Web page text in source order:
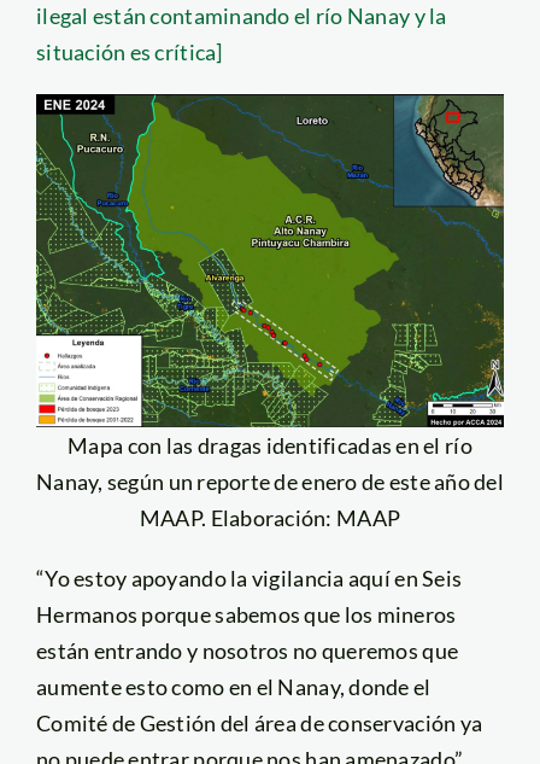
ilegal están contaminando el río Nanay y la
situación es crítica]
Mapa con las dragas identificadas en el río
Nanay, según un reporte de enero de este año del
MAAP. Elaboración: MAAP
“Yo estoy apoyando la vigilancia aquí en Seis
Hermanos porque sabemos que los mineros
están entrando y nosotros no queremos que
aumente esto como en el Nanay, donde el
Comité de Gestión del área de conservación ya